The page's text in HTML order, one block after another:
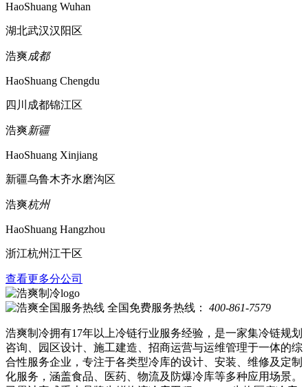
HaoShuang Wuhan
湖北武汉汉阳区
浩爽成都
HaoShuang Chengdu
四川成都锦江区
浩爽新疆
HaoShuang Xinjiang
新疆乌鲁木齐水磨沟区
浩爽杭州
HaoShuang Hangzhou
浙江杭州江干区
查看更多分公司
全国免费服务热线： 400-861-7579
浩爽制冷拥有17年以上冷链行业服务经验，是一家集冷链规划
咨询、园区设计、施工建造、招商运营与运维管理于一体的综
合性服务企业，专注于各类型冷库的设计、安装、维修及定制
化服务，涵盖食品、医药、物流及防爆冷库等多种应用场景。